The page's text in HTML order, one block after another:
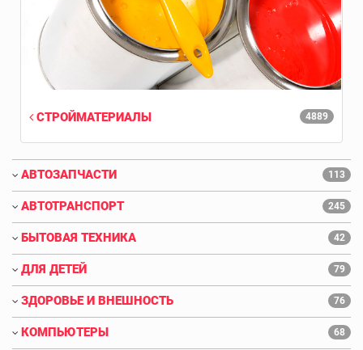
4889
СТРОЙМАТЕРИАЛЫ
АВТОЗАПЧАСТИ 113
АВТОТРАНСПОРТ 245
БЫТОВАЯ ТЕХНИКА 42
ДЛЯ ДЕТЕЙ 79
ЗДОРОВЬЕ И ВНЕШНОСТЬ 76
КОМПЬЮТЕРЫ 68